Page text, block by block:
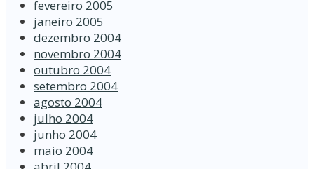
fevereiro 2005
janeiro 2005
dezembro 2004
novembro 2004
outubro 2004
setembro 2004
agosto 2004
julho 2004
junho 2004
maio 2004